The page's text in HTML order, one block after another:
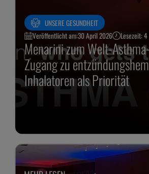
UNSERE GESUNDHEIT
Veröffentlicht am:30 April 2026 Lesezeit:
Menarini zum Welt-
Zugang zu
Inhalatoren als Priorität